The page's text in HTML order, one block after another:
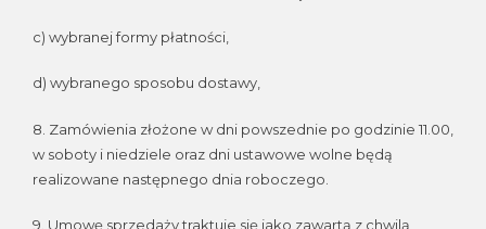
c) wybranej formy płatności,
d) wybranego sposobu dostawy,
8. Zamówienia złożone w dni powszednie po godzinie 11.00,
w soboty i niedziele oraz dni ustawowe wolne będą
realizowane następnego dnia roboczego.
9. Umowę sprzedaży traktuje się jako zawartą z chwilą